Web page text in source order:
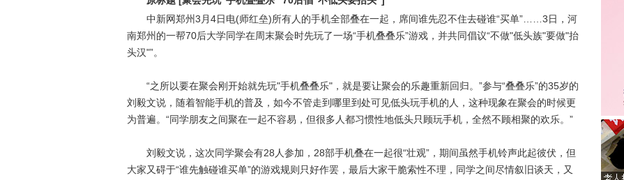
中新网郑州3月4日电(师红垒)所有人的手机全部叠在一起，席间谁先忍不住去碰谁“买单”……3日，河
南郑州的一帮70后大学同学在周末聚会时先玩了一场“手机叠叠乐”游戏，并共同倡议“不做"低头族"要做"抬
头汉"”。
“之所以要在聚会刚开始就先玩"手机叠叠乐"，就是要让聚会的乐趣重新回归。”参与“叠叠乐”的35岁的
刘毅文说，随着智能手机的普及，如今不管走到哪里到处可见低头玩手机的人，这种现象在聚会的时候更
为普遍。“同学朋友之间聚在一起不容易，但很多人都习惯性地低头只顾玩手机，全然不顾相聚的欢乐。”
刘毅文说，这次同学聚会有28人参加，28部手机叠在一起很“壮观”，期间虽然手机铃声此起彼伏，但
大家又碍于“谁先触碰谁买单”的游戏规则只好作罢，最后大家干脆索性不理，同学之间尽情叙旧谈天，又